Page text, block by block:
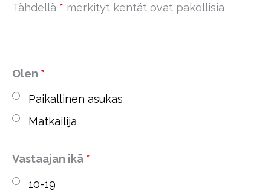
Tähdellä * merkityt kentät ovat pakollisia
Olen *
Paikallinen asukas
Matkailija
Vastaajan ikä *
10-19